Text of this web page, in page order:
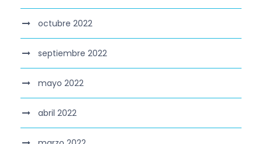
octubre 2022
septiembre 2022
mayo 2022
abril 2022